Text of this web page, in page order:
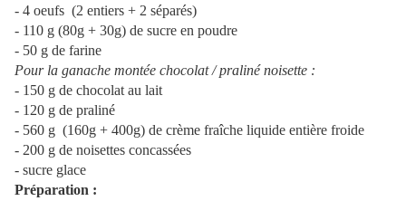
- 4 oeufs (2 entiers + 2 séparés)
- 110 g (80g + 30g) de sucre en poudre
- 50 g de farine
Pour la ganache montée chocolat / praliné noisette :
- 150 g de chocolat au lait
- 120 g de praliné
- 560 g (160g + 400g) de crème fraîche liquide entière froide
- 200 g de noisettes concassées
- sucre glace
Préparation :